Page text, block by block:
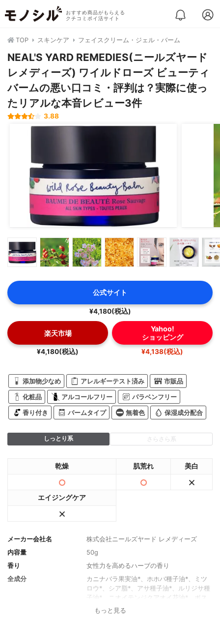
おすすめ商品がもらえる
クチコミポイ活サイト
TOP スキンケア フェイスクリーム・ジェル・バーム
NEAL'S YARD REMEDIES(ニールズヤード
レメディーズ) ワイルドローズ ビューティ
バームの悪い口コミ・評判は？実際に使っ
たリアルな本音レビュー3件
3.88
公式サイト
¥4,180(税込)
楽天市場
¥4,180(税込)
Yahoo!
ショッピング
¥4,138(税込)
添加物少なめ アレルギーテスト済み 市販品
化粧品 アルコールフリー パラベンフリー
香り付き バームタイプ 無着色 保湿成分配合
しっとり系 さらさら系
乾燥 肌荒れ 美白
エイジングケア
メーカー会社名
株式会社ニールズヤード レメディーズ
内容量
50g
香り
女性力を高めるハーブの香り
全成分
カニナバラ果実油*、ホホバ種子油*、ミツ
ロウ*、シア脂*、アサ種子油*、ルリジサ種
子油*、ニオイテンジクアオイ花油*、ボス
ウェリアサクラ樹脂油*、ローズマリー葉油
もっと見る